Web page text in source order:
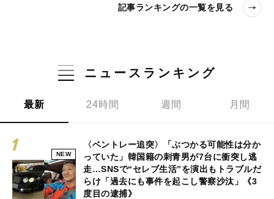
記事ランキングの一覧を見る
ニュースランキング
最新 24時間 週間 月間
NEW
〈ベントレー追突〉「ぶつかる可能性は分か
っていた」韓国籍の刺青男が7台に衝突し逃
走…SNSで“セレブ生活”を演出もトラブルだ
らけ「過去にも事件を起こし警察沙汰」《3
度目の逮捕》